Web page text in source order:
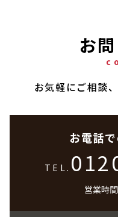
お
お気軽にご相談
お電話
TEL.
営業時